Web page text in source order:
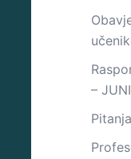
– JUNI